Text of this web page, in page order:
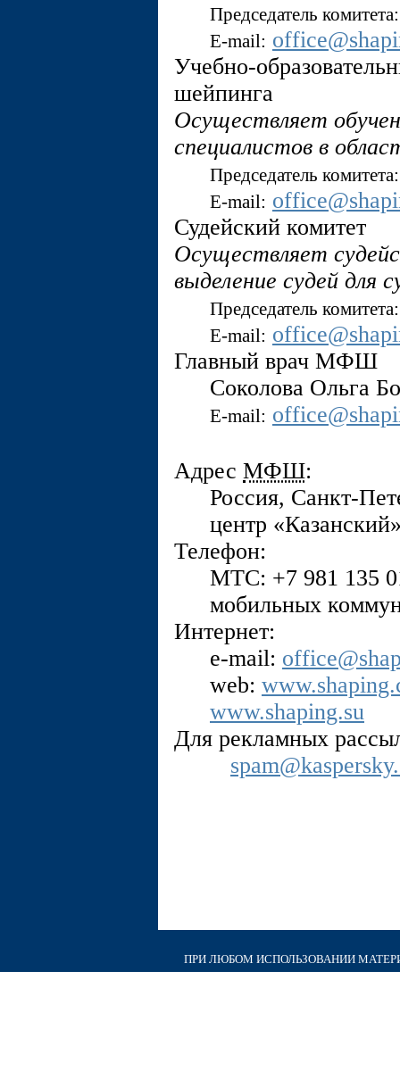
Председатель комитета:
E-mail:
Учебно-
шейпинга
Осуществляет
специалистов в
Председатель комитета:
E-mail:
Судейский комитет
Осуществляет
выделение судей для
Председатель комитета:
E-mail:
Главный врач МФШ
Соколова Ольга
E-mail:
Адрес МФШ:
Россия, Санкт-
центр
Телефон:
МТС: +7 981 135
мобильных
Интернет:
e-mail:
web:
www.shaping.su
Для рекламных
ПРИ ЛЮБОМ ИСПОЛЬЗОВАНИИ